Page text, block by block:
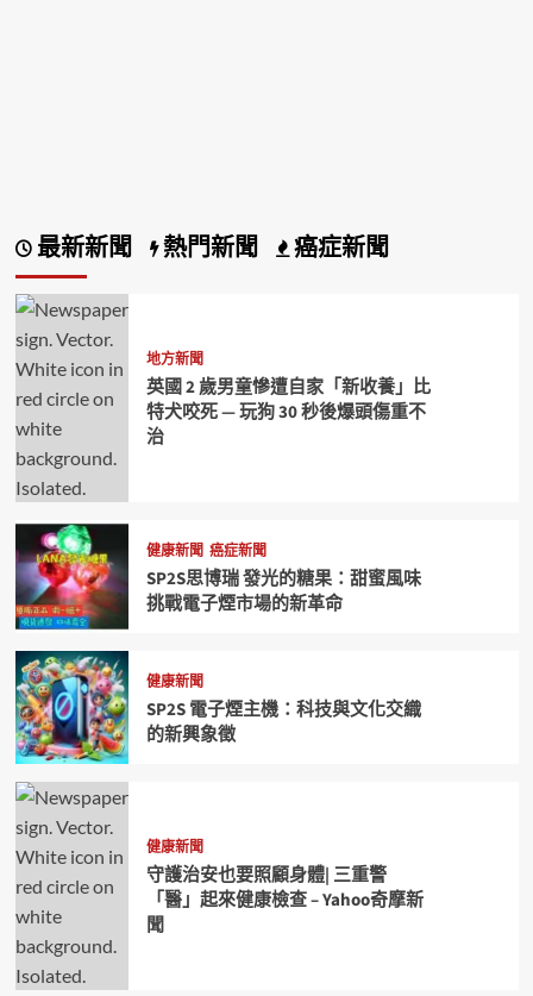
最新新聞 熱門新聞 癌症新聞
地方新聞
英國 2 歲男童慘遭自家「新收養」比
特犬咬死 — 玩狗 30 秒後爆頭傷重不
治
健康新聞 癌症新聞
SP2S思博瑞 發光的糖果：甜蜜風味
挑戰電子煙市場的新革命
健康新聞
SP2S 電子煙主機：科技與文化交織
的新興象徵
健康新聞
守護治安也要照顧身體| 三重警
「醫」起來健康檢查 – Yahoo奇摩新
聞